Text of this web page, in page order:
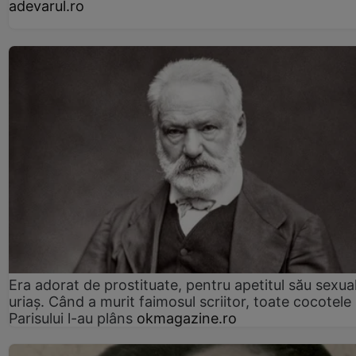
adevarul.ro
Era adorat de prostituate, pentru apetitul său
uriaș. Când a murit faimosul scriitor, toate cocotele
Parisului l-au plâns okmagazine.ro